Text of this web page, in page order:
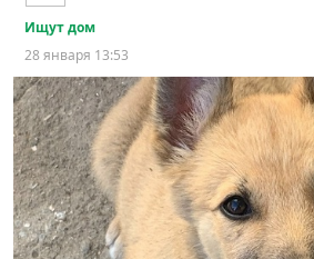
Ищут дом
28 января 13:53